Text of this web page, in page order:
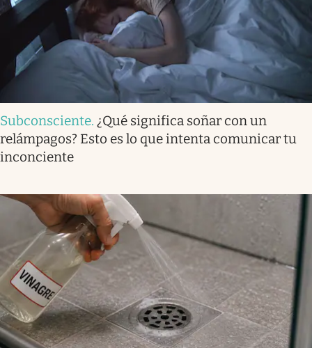
Subconsciente. ¿Qué significa soñar con un
relámpagos? Esto es lo que intenta comunicar tu
inconciente